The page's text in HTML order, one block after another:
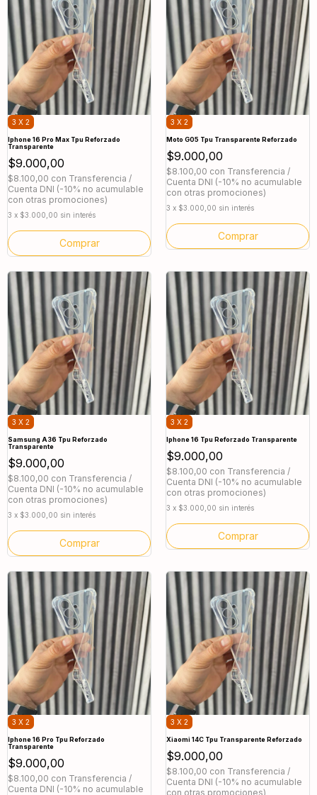
3 X 2
Iphone 16 Pro Max Tpu Reforzado
Transparente
$9.000,00
$8.100,00 con Transferencia /
Cuenta DNI (-10% no acumulable
con otras promociones)
3 x $3.000,00 sin interés
3 X 2
Moto G05 Tpu Transparente Reforzado
$9.000,00
$8.100,00 con Transferencia /
Cuenta DNI (-10% no acumulable
con otras promociones)
3 x $3.000,00 sin interés
3 X 2
Samsung A36 Tpu Reforzado
Transparente
$9.000,00
$8.100,00 con Transferencia /
Cuenta DNI (-10% no acumulable
con otras promociones)
3 x $3.000,00 sin interés
3 X 2
Iphone 16 Tpu Reforzado Transparente
$9.000,00
$8.100,00 con Transferencia /
Cuenta DNI (-10% no acumulable
con otras promociones)
3 x $3.000,00 sin interés
3 X 2
Iphone 16 Pro Tpu Reforzado
Transparente
$9.000,00
$8.100,00 con Transferencia /
Cuenta DNI (-10% no acumulable
3 X 2
Xiaomi 14C Tpu Transparente Reforzado
$9.000,00
$8.100,00 con Transferencia /
Cuenta DNI (-10% no acumulable
con otras promociones)